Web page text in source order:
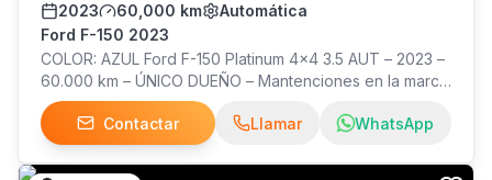
2023
60,000 km
Automática
Ford F-150 2023
COLOR: AZUL Ford F-150 Platinum 4×4 3.5 AUT – 2023 –
60.000 km – ÚNICO DUEÑO – Mantenciones en la marca
– Dos llaves – Caja automática de 10 velocidades –
Motor V6 3.5 Turbo – Bencinero – Modos de
conducción – Bloqueo diferencial – 4×4 – 4High/4Low –
Pro Trailer – Control de estabilidad y tracción –
Contactar Llamar WhatsApp